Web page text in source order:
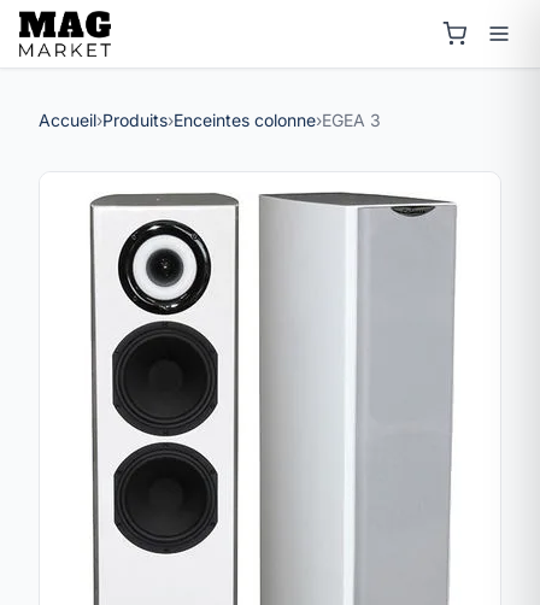
Accueil›Produits›Enceintes colonne›EGEA 3